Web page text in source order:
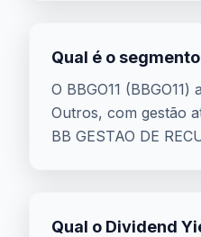
Qual é o segmento
O BBGO11
Outros, com gestão
BB GESTAO DE
Qual o Dividend